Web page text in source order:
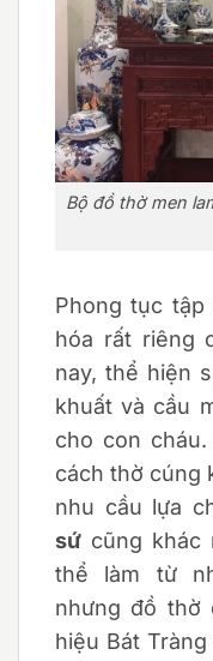
Bộ đồ thờ men
Phong tục
hóa rất riêng
nay, thể hiện
khuất và cầu
cho con
cách thờ cúng
nhu cầu lựa
sứ cũng khác
thể làm từ
nhưng đồ thờ
hiệu Bát